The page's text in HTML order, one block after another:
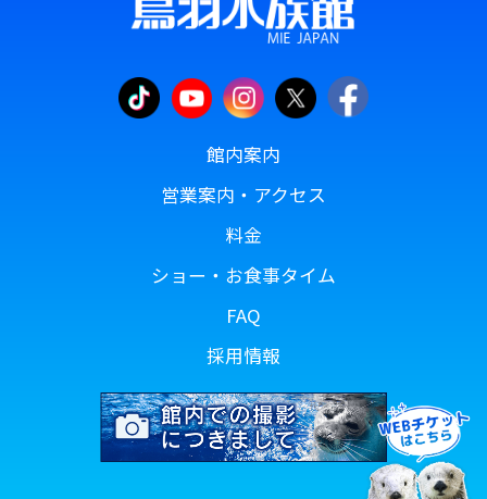
館内案内
営業案内・アクセス
料金
ショー・お食事タイム
FAQ
採用情報